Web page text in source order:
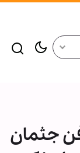
جثمان